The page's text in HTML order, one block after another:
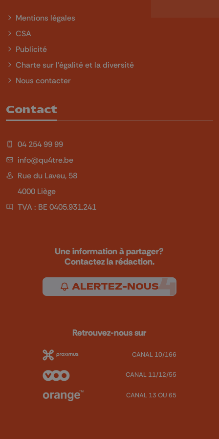
Mentions légales
CSA
Publicité
Charte sur l'égalité et la diversité
Nous contacter
Contact
04 254 99 99
info@qu4tre.be
Rue du Laveu, 58
4000 Liège
TVA : BE 0405.931.241
Une information à partager?
Contactez la rédaction.
ALERTEZ-NOUS
Retrouvez-nous sur
CANAL 10/166
CANAL 11/12/55
CANAL 13 OU 65